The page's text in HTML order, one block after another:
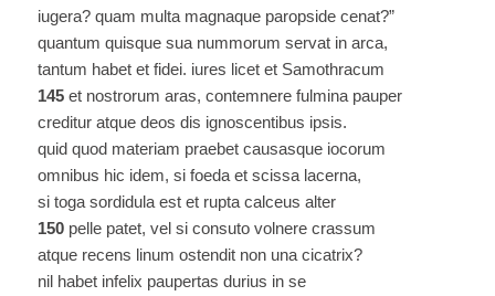
iugera? quam multa magnaque paropside cenat?”
quantum quisque sua nummorum servat in arca,
tantum habet et fidei. iures licet et Samothracum
145et nostrorum aras, contemnere fulmina pauper
creditur atque deos dis ignoscentibus ipsis.
quid quod materiam praebet causasque iocorum
omnibus hic idem, si foeda et scissa lacerna,
si toga sordidula est et rupta calceus alter
150pelle patet, vel si consuto volnere crassum
atque recens linum ostendit non una cicatrix?
nil habet infelix paupertas durius in se